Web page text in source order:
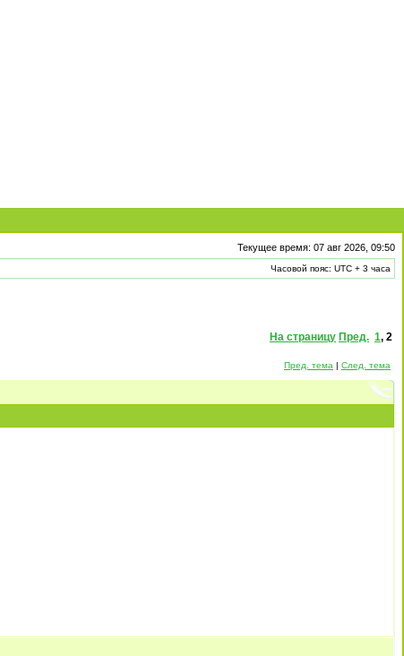
Текущее время: 07 авг 2026, 09:50
Часовой пояс: UTC + 3 часа
На страницу Пред. 1, 2
Пред. тема | След. тема